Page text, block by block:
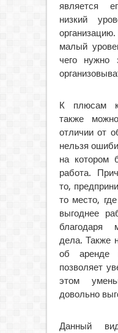
является
низкий
малый
чего нужно
К плюсам
также
отличии от
нельзя
на котором
работа.
то,
то место,
выгоднее
благодаря
дела. Также
об аренде
позволяет
этом
довольно
Данный